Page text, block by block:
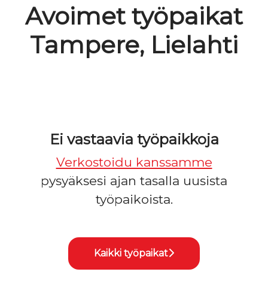
Avoimet työpaikat
Tampere, Lielahti
Ei vastaavia työpaikkoja
Verkostoidu kanssamme
pysyäksesi ajan tasalla uusista
työpaikoista.
Kaikki työpaikat